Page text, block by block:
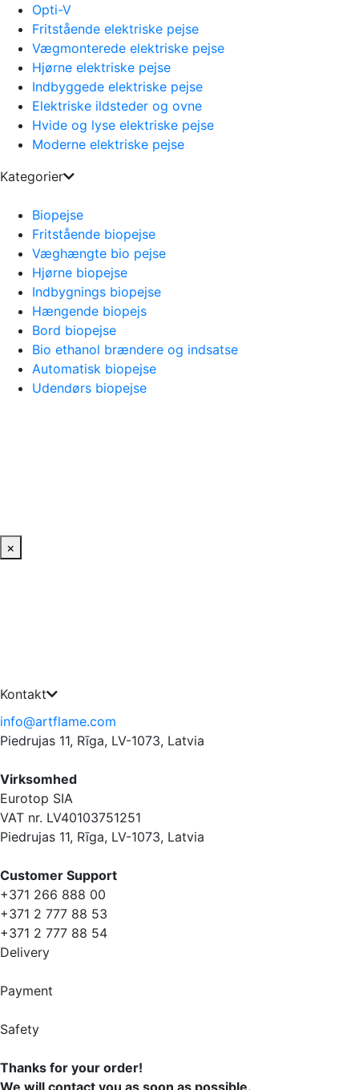
Opti-V
Fritstående elektriske pejse
Vægmonterede elektriske pejse
Hjørne elektriske pejse
Indbyggede elektriske pejse
Elektriske ildsteder og ovne
Hvide og lyse elektriske pejse
Moderne elektriske pejse
Kategorier
Biopejse
Fritstående biopejse
Væghængte bio pejse
Hjørne biopejse
Indbygnings biopejse
Hængende biopejs
Bord biopejse
Bio ethanol brændere og indsatse
Automatisk biopejse
Udendørs biopejse
×
Kontakt
info@artflame.com
Piedrujas 11, Rīga, LV-1073, Latvia
Virksomhed
Eurotop SIA
VAT nr. LV40103751251
Piedrujas 11, Rīga, LV-1073, Latvia
Сustomer Support
+371 266 888 00
+371 2 777 88 53
+371 2 777 88 54
Delivery
Payment
Safety
Thanks for your order!
We will contact you as soon as possible.